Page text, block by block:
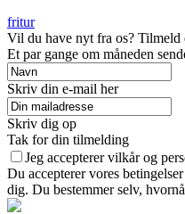
fritur
Vil du have nyt fra os? Tilmeld
Et par gange om måneden
Skriv din e-mail her
Skriv dig op
Tak for din tilmelding
Jeg accepterer vilkår og
Du accepterer vores
dig. Du bestemmer selv,